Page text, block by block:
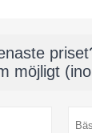
möjligt